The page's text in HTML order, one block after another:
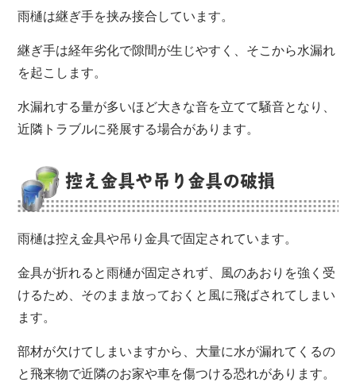
雨樋は継ぎ手を挟み接合しています。
継ぎ手は経年劣化で隙間が生じやすく、そこから水漏れ
を起こします。
水漏れする量が多いほど大きな音を立てて騒音となり、
近隣トラブルに発展する場合があります。
控え金具や吊り金具の破損
雨樋は控え金具や吊り金具で固定されています。
金具が折れると雨樋が固定されず、風のあおりを強く受
けるため、そのまま放っておくと風に飛ばされてしまい
ます。
部材が欠けてしまいますから、大量に水が漏れてくるの
と飛来物で近隣のお家や車を傷つける恐れがあります。